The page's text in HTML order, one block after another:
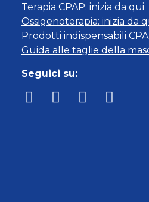
Terapia CPAP: inizia da qui
Ossigenoterapia: inizia da
Prodotti indispensabili
Guida alle taglie della
Seguici su: